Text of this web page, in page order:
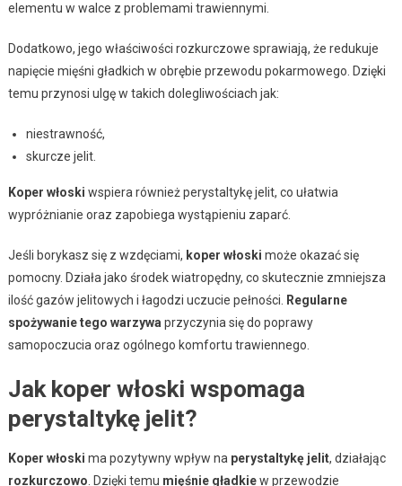
elementu w walce z problemami trawiennymi.
Dodatkowo, jego właściwości rozkurczowe sprawiają, że redukuje
napięcie mięśni gładkich w obrębie przewodu pokarmowego. Dzięki
temu przynosi ulgę w takich dolegliwościach jak:
niestrawność,
skurcze jelit.
Koper włoski wspiera również perystaltykę jelit, co ułatwia
wypróżnianie oraz zapobiega wystąpieniu zaparć.
Jeśli borykasz się z wzdęciami, koper włoski może okazać się
pomocny. Działa jako środek wiatropędny, co skutecznie zmniejsza
ilość gazów jelitowych i łagodzi uczucie pełności.
Regularne
spożywanie tego warzywa przyczynia się do poprawy
samopoczucia oraz ogólnego komfortu trawiennego.
Jak koper włoski wspomaga
perystaltykę jelit?
Koper włoski ma pozytywny wpływ na perystaltykę jelit, działając
rozkurczowo . Dzięki temu mięśnie gładkiew przewodzie